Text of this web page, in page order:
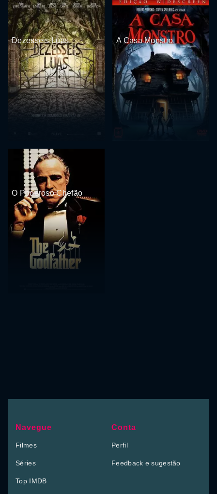
Dezesseis Luas A Casa Monstro
O Poderoso Chefão
Navegue
Filmes
Séries
Top IMDB
Conta
Perfil
Feedback e sugestão